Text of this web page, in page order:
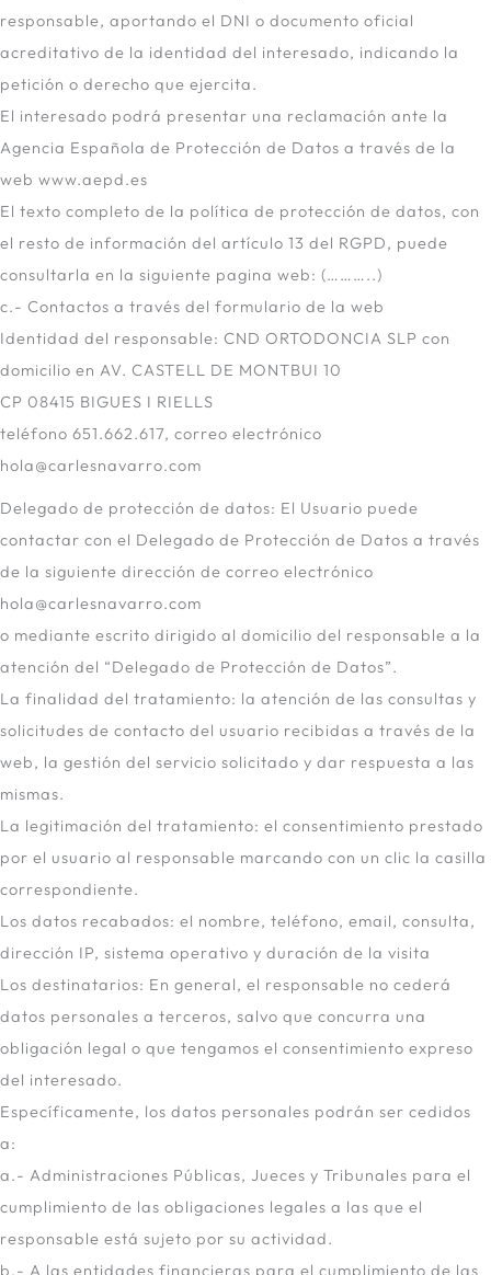
responsable, aportando el DNI o documento oficial
acreditativo de la identidad del interesado, indicando la
petición o derecho que ejercita.
El interesado podrá presentar una reclamación ante la
Agencia Española de Protección de Datos a través de la
web www.aepd.es
El texto completo de la política de protección de datos, con
el resto de información del artículo 13 del RGPD, puede
consultarla en la siguiente pagina web: (………..)
c.- Contactos a través del formulario de la web
Identidad del responsable: CND ORTODONCIA SLP con
domicilio en AV. CASTELL DE MONTBUI 10
CP 08415 BIGUES I RIELLS
teléfono 651.662.617, correo electrónico
hola@carlesnavarro.com
Delegado de protección de datos: El Usuario puede
contactar con el Delegado de Protección de Datos a través
de la siguiente dirección de correo electrónico
hola@carlesnavarro.com
o mediante escrito dirigido al domicilio del responsable a la
atención del “Delegado de Protección de Datos”.
La finalidad del tratamiento: la atención de las consultas y
solicitudes de contacto del usuario recibidas a través de la
web, la gestión del servicio solicitado y dar respuesta a las
mismas.
La legitimación del tratamiento: el consentimiento prestado
por el usuario al responsable marcando con un clic la casilla
correspondiente.
Los datos recabados: el nombre, teléfono, email, consulta,
dirección IP, sistema operativo y duración de la visita
Los destinatarios: En general, el responsable no cederá
datos personales a terceros, salvo que concurra una
obligación legal o que tengamos el consentimiento expreso
del interesado.
Específicamente, los datos personales podrán ser cedidos
a:
a.- Administraciones Públicas, Jueces y Tribunales para el
cumplimiento de las obligaciones legales a las que el
responsable está sujeto por su actividad.
b.- A las entidades financieras para el cumplimiento de las